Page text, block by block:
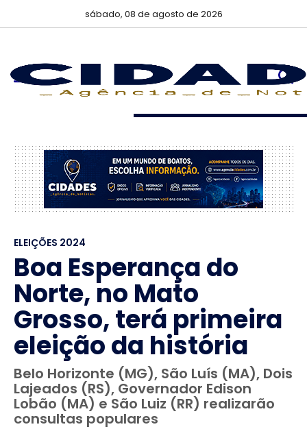
sábado, 08 de agosto de 2026
ELEIÇÕES 2024
Boa Esperança do
Norte, no Mato
Grosso, terá primeira
eleição da história
Belo Horizonte (MG), São Luís (MA), Dois
Lajeados (RS), Governador Edison
Lobão (MA) e São Luiz (RR) realizarão
consultas populares